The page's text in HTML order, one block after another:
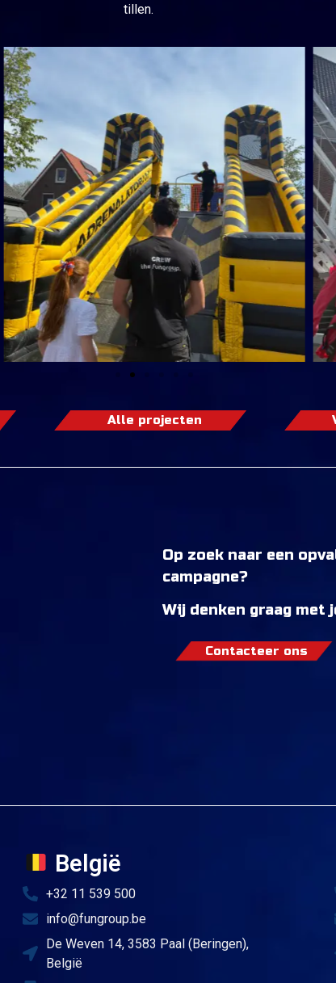
tillen.
Alle projecten
Op zoek naar een
campagne?
Wij denken graag met
Contacteer ons
België
+32 11 539 500
info@fungroup.be
De Weven 14, 3583 Paal (Beringen),
België